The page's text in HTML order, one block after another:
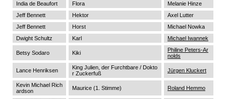
India de Beaufort
Flora
Melanie Hinze
Jeff Bennett
Hektor
Axel Lutter
Jeff Bennett
Horst
Michael Nowka
Dwight Schultz
Karl Michael Iwannek
Betsy Sodaro Kiki
Philine Peters-Ar
nolds
Lance Henriksen
King Julien, der Furchtbare / Dokto
r Zuckerfuß
Jürgen Kluckert
Kevin Michael Rich
ardson
Maurice (1. Stimme) Roland Hemmo